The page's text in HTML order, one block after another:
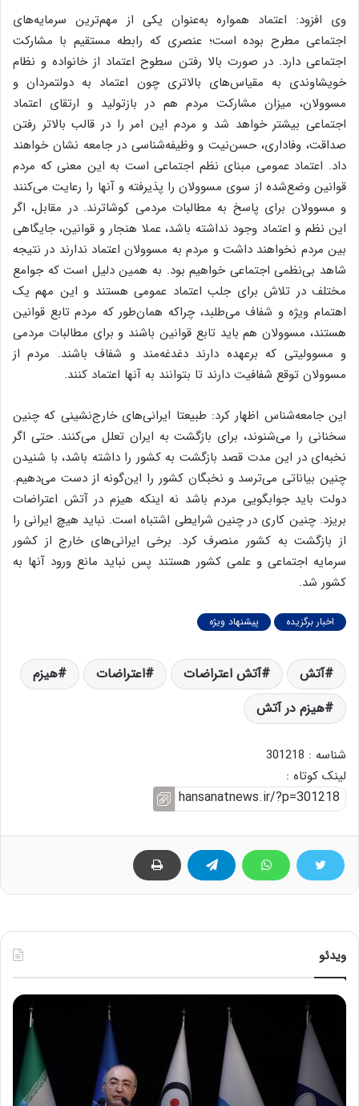
وی افزود: اعتماد همواره به‌عنوان یکی از مهم‌ترین سرمایه‌های
اجتماعی مطرح بوده است؛ عنصری که رابطه مستقیم با مشارکت
اجتماعی دارد. در صورت بالا رفتن سطوح اعتماد از خانواده و نظام
خویشاوندی به مقیاس‌های بالاتری چون اعتماد به دولتمردان و
مسوولان، میزان مشارکت مردم هم در بازتولید و ارتقای اعتماد
اجتماعی بیشتر خواهد شد و مردم این امر را در قالب بالاتر رفتن
صداقت، وفاداری، حسن‌نیت و وظیفه‌شناسی در جامعه نشان خواهند
داد. اعتماد عمومی مبنای نظم اجتماعی است به این معنی که مردم
قوانین وضع‌شده از سوی مسوولان را پذیرفته و آنها را رعایت می‌کنند
و مسوولان برای پاسخ به مطالبات مردمی کوشاترند. در مقابل، اگر
این نظم و اعتماد وجود نداشته باشد، عملا هنجار و قوانین، جایگاهی
بین مردم نخواهند داشت و مردم به مسوولان اعتماد ندارند در نتیجه
شاهد بی‌نظمی اجتماعی خواهیم بود. به همین دلیل است که جوامع
مختلف در تلاش برای جلب اعتماد عمومی هستند و این مهم یک
اهتمام ویژه و شفاف می‌طلبد، چراکه همان‌طور که مردم تابع قوانین
هستند، مسوولان هم باید تابع قوانین باشند و برای مطالبات مردمی
و مسوولیتی که برعهده ‌دارند دغدغه‌مند و شفاف باشند. مردم از
مسوولان توقع شفافیت دارند تا بتوانند به آنها اعتماد کنند.
این جامعه‌شناس اظهار کرد: طبیعتا ایرانی‌های خارج‌نشینی که چنین
سخنانی را می‌شنوند، برای بازگشت به ایران تعلل می‌کنند. حتی اگر
نخبه‌ای در این مدت قصد بازگشت به کشور را داشته باشد، با شنیدن
چنین بیاناتی می‌ترسد و نخبگان کشور را این‌گونه از دست می‌دهیم.
دولت باید جوابگویی مردم باشد نه اینکه هیزم در آتش اعتراضات
بریزد. چنین کاری در چنین شرایطی اشتباه است. نباید هیچ ایرانی را
از بازگشت به کشور منصرف کرد. برخی ایرانی‌های خارج از کشور
سرمایه اجتماعی و علمی کشور هستند پس نباید مانع ورود آنها به
کشور شد.
اخبار برگزیده پیشنهاد ویژه
آتش آتش اعتراضات اعتراضات
هیزم
هیزم در آتش
شناسه : 301218
لینک کوتاه :
ویدئو
ع
ل